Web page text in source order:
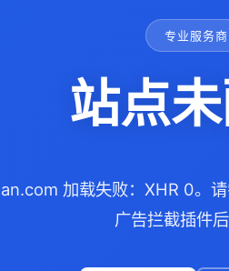
专业服务商
站点
加载失败：XHR 0。
广告拦截插件后